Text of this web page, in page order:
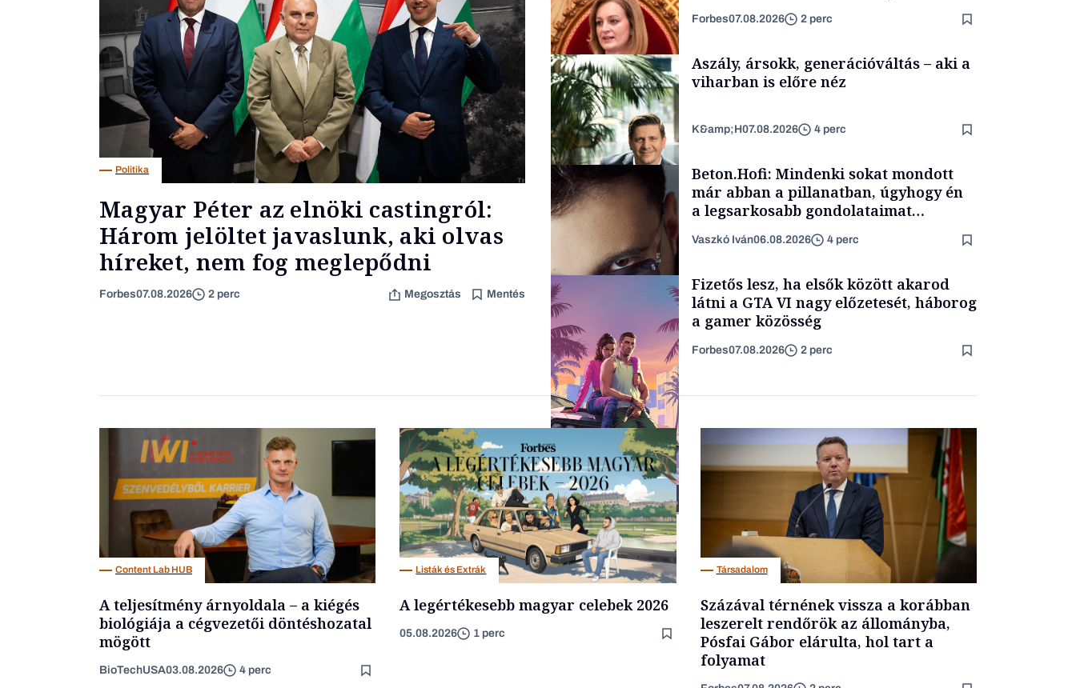
Politika
Magyar Péter az elnöki castingról:
Három jelöltet javaslunk, aki olvas
híreket, nem fog meglepődni
Forbes07.08.2026 2 perc Megosztás Mentés
Forbes07.08.2026 2 perc
TÁMOGATÓI
Aszály, ársokk, generációváltás – aki a
viharban is előre néz
K&amp;H07.08.2026 4 perc
Forbes-sztori
Beton.Hofi: Mindenki sokat mondott
már abban a pillanatban, úgyhogy én
a legsarkosabb gondolataimat
Vaszkó Iván06.08.2026 4 perc
Tech
Fizetős lesz, ha elsők között akarod
látni a GTA VI nagy előzetesét, háborog
a gamer közösség
Forbes07.08.2026 2 perc
Content Lab HUB
A teljesítmény árnyoldala – a kiégés
biológiája a cégvezetői döntéshozatal
mögött
BioTechUSA03.08.2026 4 perc
Listák és Extrák
A legértékesebb magyar celebek 2026
05.08.2026 1 perc
Társadalom
Százával térnének vissza a korábban
leszerelt rendőrök az állományba,
Pósfai Gábor elárulta, hol tart a
folyamat